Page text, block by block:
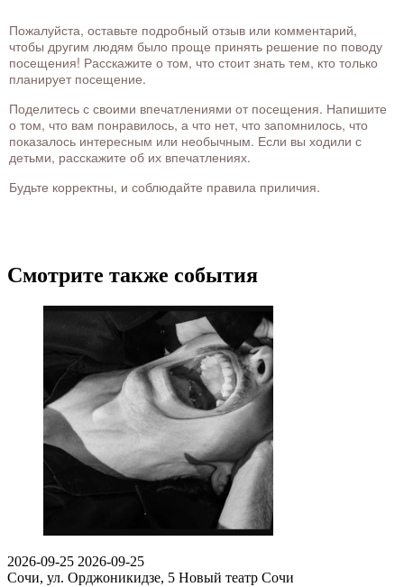
Пожалуйста, оставьте подробный отзыв или комментарий,
чтобы другим людям было проще принять решение по поводу
посещения! Расскажите о том, что стоит знать тем, кто только
планирует посещение.
Поделитесь с своими впечатлениями от посещения. Напишите
о том, что вам понравилось, а что нет, что запомнилось, что
показалось интересным или необычным. Если вы ходили с
детьми, расскажите об их впечатлениях.
Будьте корректны, и соблюдайте правила приличия.
Смотрите также события
2026-09-25 2026-09-25
Сочи, ул. Орджоникидзе, 5 Новый театр Сочи